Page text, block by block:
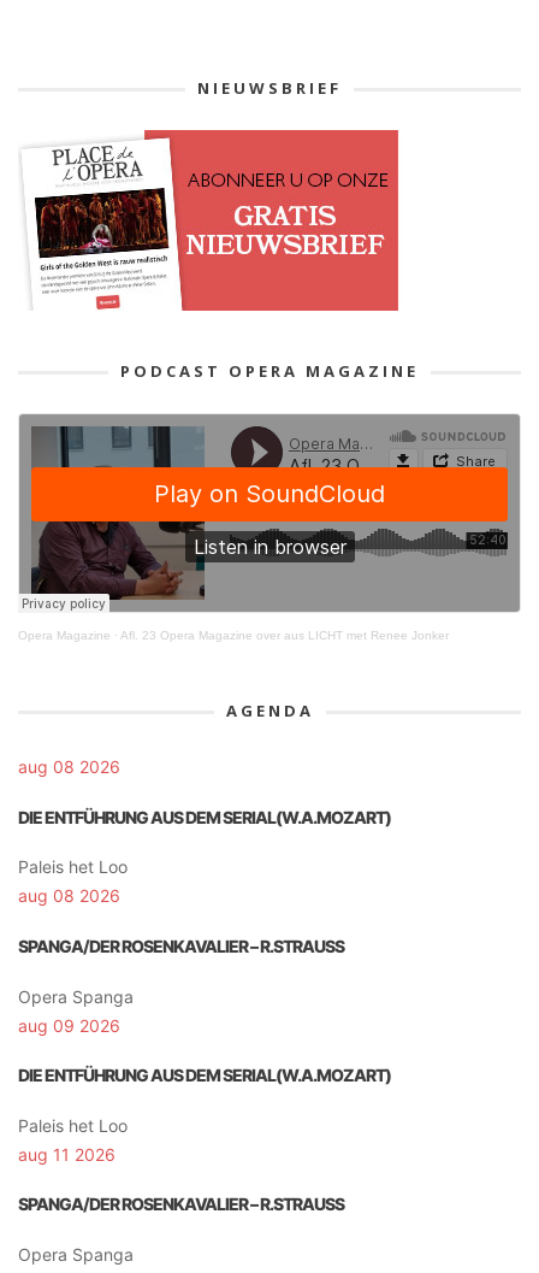
NIEUWSBRIEF
PODCAST OPERA MAGAZINE
Opera Magazine · Afl. 23 Opera Magazine over aus LICHT met Renee Jonker
AGENDA
aug 08 2026
DIE ENTFÜHRUNG AUS DEM SERIAL(W.A.MOZART)
Paleis het Loo
aug 08 2026
SPANGA/DER ROSENKAVALIER – R.STRAUSS
Opera Spanga
aug 09 2026
DIE ENTFÜHRUNG AUS DEM SERIAL(W.A.MOZART)
Paleis het Loo
aug 11 2026
SPANGA/DER ROSENKAVALIER – R.STRAUSS
Opera Spanga